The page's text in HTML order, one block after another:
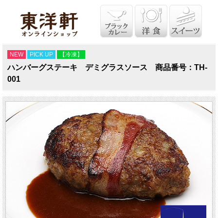
NEW PICK UP 【冷凍】
ハンバーグステーキ デミグラスソース 商品番号：TH-
001